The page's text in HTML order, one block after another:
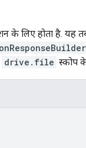
के लिए होता है. यह
drive.file स्कोप